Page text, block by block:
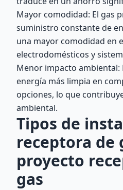
Mayor comodidad: El gas
suministro constante de
una mayor comodidad en
electrodomésticos y
Menor impacto ambiental:
energía más limpia en
opciones, lo que
ambiental.
Tipos de
receptora de
proyecto
gas